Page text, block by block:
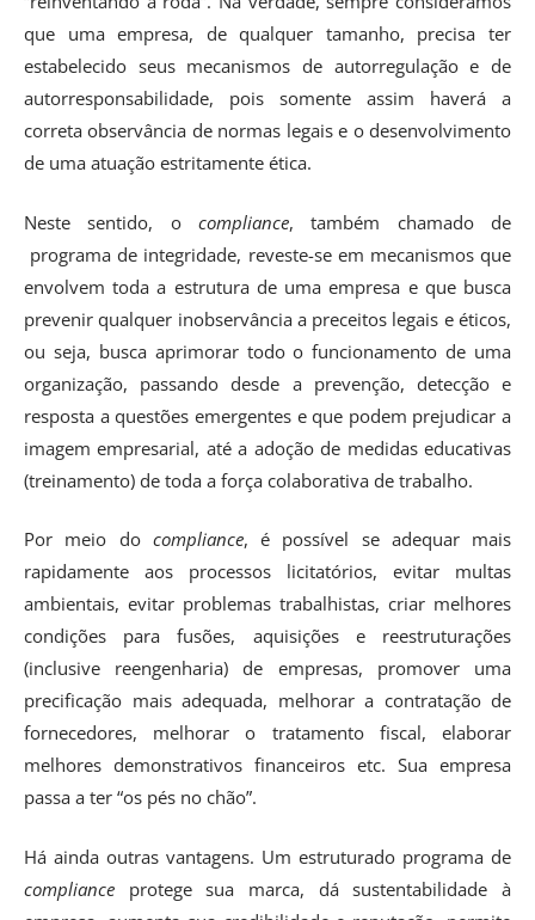
que uma empresa, de qualquer tamanho, precisa ter
estabelecido seus mecanismos de autorregulação e de
autorresponsabilidade, pois somente assim haverá a
correta observância de normas legais e o desenvolvimento
de uma atuação estritamente ética.
Neste sentido, o compliance, também chamado de
programa de integridade, reveste-se em mecanismos que
envolvem toda a estrutura de uma empresa e que busca
prevenir qualquer inobservância a preceitos legais e éticos,
ou seja, busca aprimorar todo o funcionamento de uma
organização, passando desde a prevenção, detecção e
resposta a questões emergentes e que podem prejudicar a
imagem empresarial, até a adoção de medidas educativas
(treinamento) de toda a força colaborativa de trabalho.
Por meio do compliance, é possível se adequar mais
rapidamente aos processos licitatórios, evitar multas
ambientais, evitar problemas trabalhistas, criar melhores
condições para fusões, aquisições e reestruturações
(inclusive reengenharia) de empresas, promover uma
precificação mais adequada, melhorar a contratação de
fornecedores, melhorar o tratamento fiscal, elaborar
melhores demonstrativos financeiros etc. Sua empresa
passa a ter “os pés no chão”.
Há ainda outras vantagens. Um estruturado programa de
compliance protege sua marca, dá sustentabilidade à